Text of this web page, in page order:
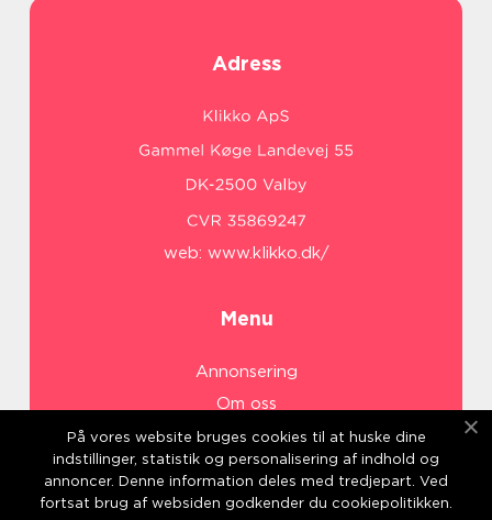
Adress
web: www.klikko.dk/
Menu
Annonsering
Om oss
Cookies
Kontakta oss
Sitemap
På vores website bruges cookies til at huske dine
indstillinger, statistik og personalisering af indhold og
annoncer. Denne information deles med tredjepart. Ved
fortsat brug af websiden godkender du cookiepolitikken.